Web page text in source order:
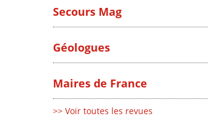
Secours Mag
Géologues
Maires de France
>> Voir toutes les revues